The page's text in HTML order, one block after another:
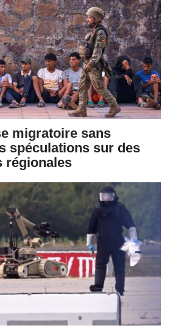
migratoire sans
spéculations sur des
régionales